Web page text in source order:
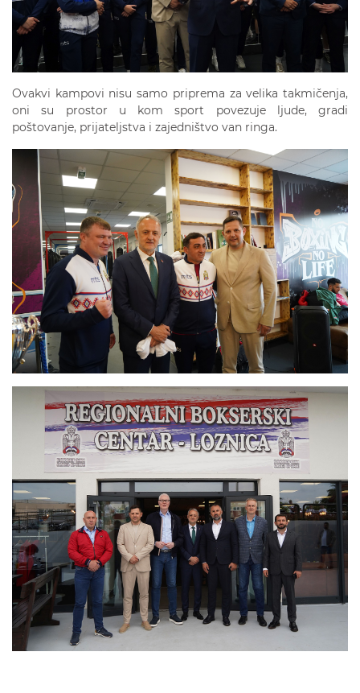
Ovakvi kampovi nisu samo priprema za velika takmičenja,
oni su prostor u kom sport povezuje ljude, gradi
poštovanje, prijateljstva i zajedništvo van ringa.